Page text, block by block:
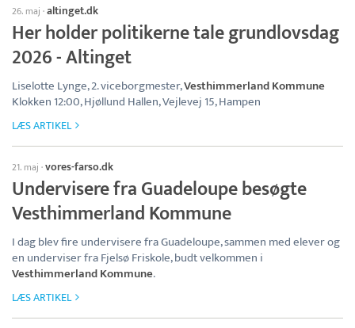
26. maj ·altinget.dk
Her holder politikerne tale grundlovsdag
2026 - Altinget
Liselotte Lynge, 2. viceborgmester,Vesthimmerland Kommune
Klokken 12:00, Hjøllund Hallen, Vejlevej 15, Hampen
LÆS ARTIKEL
21. maj ·vores-farso.dk
Undervisere fra Guadeloupe besøgte
Vesthimmerland Kommune
I dag blev fire undervisere fra Guadeloupe, sammen med elever og
en underviser fra Fjelsø Friskole, budt velkommen i
Vesthimmerland Kommune.
LÆS ARTIKEL